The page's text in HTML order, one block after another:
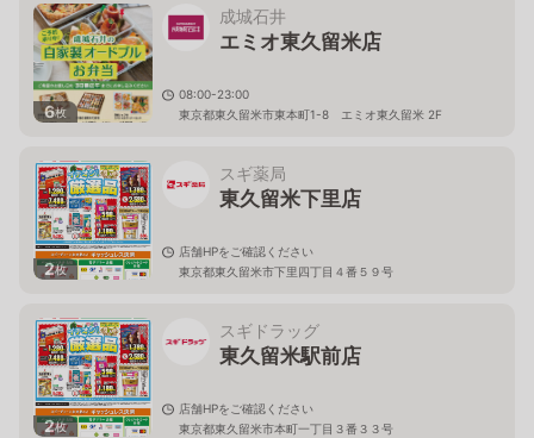
6枚
成城石井
エミオ東久留米店
08:00-23:00
東京都東久留米市東本町1-8 エミオ東久留米 2F
2枚
スギ薬局
東久留米下里店
店舗HPをご確認ください
東京都東久留米市下里四丁目４番５９号
2枚
スギドラッグ
東久留米駅前店
店舗HPをご確認ください
東京都東久留米市本町一丁目３番３３号